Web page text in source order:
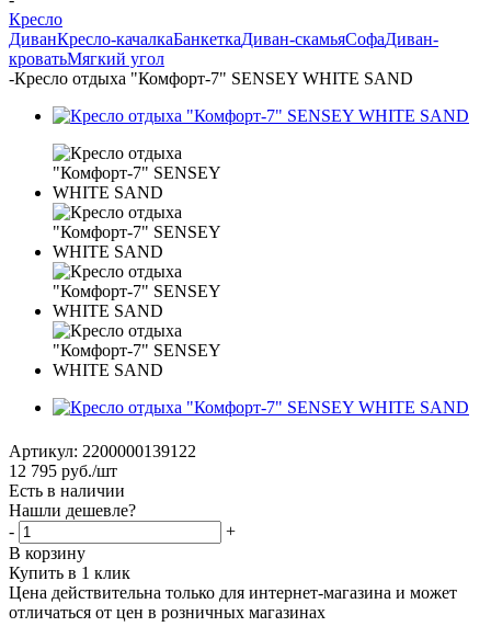
Кресло
ДиванКресло-качалкаБанкеткаДиван-скамьяСофаДиван-
кроватьМягкий угол
-Кресло отдыха "Комфорт-7" SENSEY WHITE SAND
Артикул: 2200000139122
12 795 руб./шт
Есть в наличии
Нашли дешевле?
-
+
В корзину
Купить в 1 клик
Цена действительна только для интернет-магазина и может
отличаться от цен в розничных магазинах